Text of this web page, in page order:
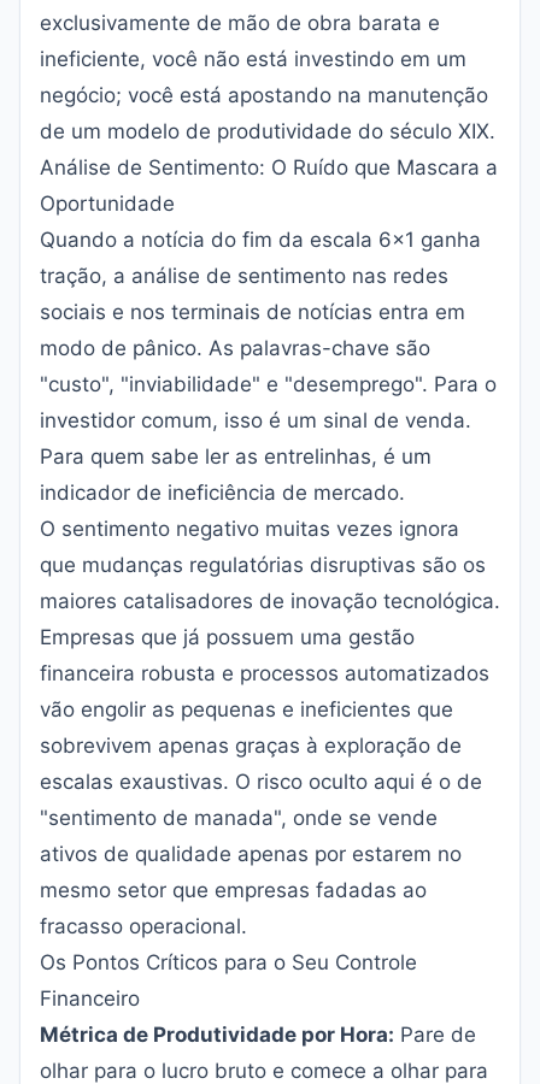
exclusivamente de mão de obra barata e
ineficiente, você não está investindo em um
negócio; você está apostando na manutenção
de um modelo de produtividade do século XIX.
Análise de Sentimento: O Ruído que Mascara a
Oportunidade
Quando a notícia do fim da escala 6x1 ganha
tração, a análise de sentimento nas redes
sociais e nos terminais de notícias entra em
modo de pânico. As palavras-chave são
"custo", "inviabilidade" e "desemprego". Para o
investidor comum, isso é um sinal de venda.
Para quem sabe ler as entrelinhas, é um
indicador de ineficiência de mercado.
O sentimento negativo muitas vezes ignora
que mudanças regulatórias disruptivas são os
maiores catalisadores de inovação tecnológica.
Empresas que já possuem uma gestão
financeira robusta e processos automatizados
vão engolir as pequenas e ineficientes que
sobrevivem apenas graças à exploração de
escalas exaustivas. O risco oculto aqui é o de
"sentimento de manada", onde se vende
ativos de qualidade apenas por estarem no
mesmo setor que empresas fadadas ao
fracasso operacional.
Os Pontos Críticos para o Seu Controle
Financeiro
Métrica de Produtividade por Hora: Pare de
olhar para o lucro bruto e comece a olhar para